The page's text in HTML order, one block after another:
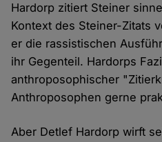
Hardorp zitiert Steiner
Kontext des Steiner-Zitats
er die rassistischen
ihr Gegenteil. Hardorps
anthroposophischer
Anthroposophen gerne
Aber Detlef Hardorp wirft